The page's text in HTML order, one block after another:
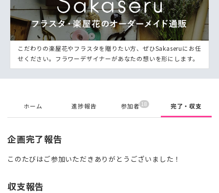
こだわりの楽屋花やフラスタを贈りたい方、ぜひSakaseruにお任
せください。フラワーデザイナーがあなたの想いを形にします。
ホーム 進捗報告 参加者 18 完了・収支
企画完了報告
このたびはご参加いただきありがとうございました！
収支報告